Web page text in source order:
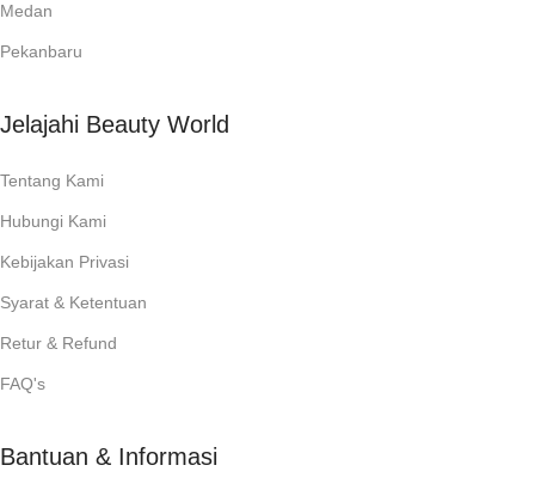
Medan
Pekanbaru
Jelajahi Beauty World
Tentang Kami
Hubungi Kami
Kebijakan Privasi
Syarat & Ketentuan
Retur & Refund
FAQ's
Bantuan & Informasi